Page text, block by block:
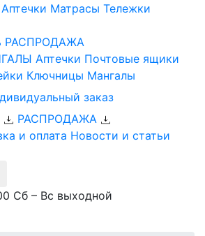
Аптечки Матрасы Тележки
РАСПРОДАЖА
Аптечки Почтовые ящики
Ключницы Мангалы
заказ
РАСПРОДАЖА
и оплата Новости и статьи
Сб – Вс выходной